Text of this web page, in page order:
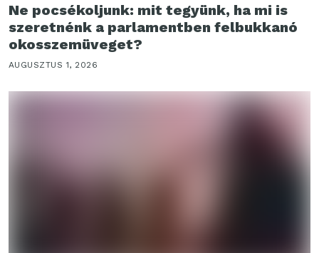
Ne pocsékoljunk: mit tegyünk, ha mi is
szeretnénk a parlamentben felbukkanó
okosszemüveget?
AUGUSZTUS 1, 2026